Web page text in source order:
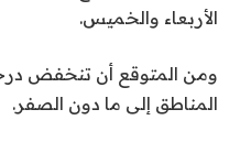
الأربعاء والخميس.
ومن المتوقع أن تنخفض
المناطق إلى ما دون الصفر.